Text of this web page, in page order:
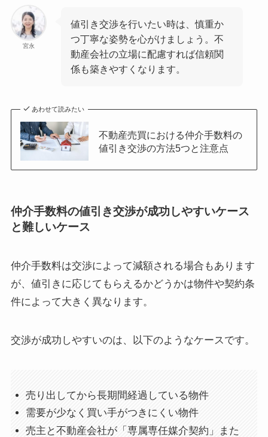
宮永
値引き交渉を行いたい時は、慎重か
つ丁寧な姿勢を心がけましょう。不
動産会社の立場に配慮すれば信頼関
係も築きやすくなります。
あわせて読みたい
不動産売買における仲介手数料の
値引き交渉の方法5つと注意点
仲介手数料の値引き交渉が成功しやすいケース
と難しいケース
仲介手数料は交渉によって減額される場合もあります
が、値引きに応じてもらえるかどうかは物件や契約条
件によって大きく異なります。
交渉が成功しやすいのは、以下のようなケースです。
売り出してから長期間経過している物件
需要が少なく買い手がつきにくい物件
売主と不動産会社が「専属専任媒介契約」また